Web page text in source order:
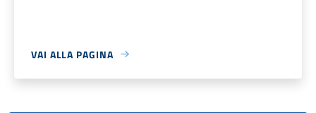
VAI ALLA PAGINA